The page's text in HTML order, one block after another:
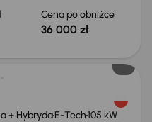
Cena po obniżce
36 000 zł
+ HybrydaE-Tech105 kW